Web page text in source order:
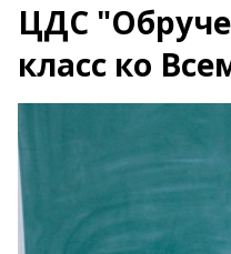
ЦДС
класс ко